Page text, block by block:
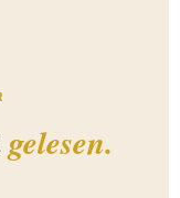
gelesen.